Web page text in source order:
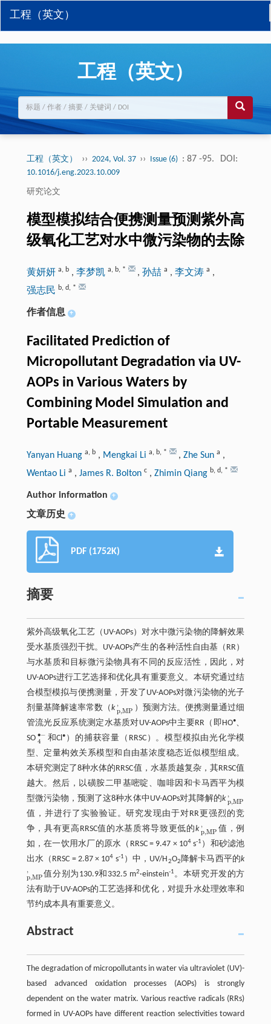
工程（英文）
工程（英文）
工程（英文） ›› 2024, Vol. 37 ›› Issue (6) : 87 -95. DOI:
10.1016/j.eng.2023.10.009
研究论文
模型模拟结合便携测量预测紫外高
级氧化工艺对水中微污染物的去除
黄妍妍 a, b, 李梦凯 a, b, * , 孙喆 a , 李文涛 a ,
强志民 b, d, *
作者信息 +
Facilitated Prediction of
Micropollutant Degradation via UV-
AOPs in Various Waters by
Combining Model Simulation and
Portable Measurement
Yanyan Huang a, b, Mengkai Li a, b, * , Zhe Sun a ,
Wentao Li a , James R. Bolton c, Zhimin Qiang b, d, *
Author information +
文章历史 +
PDF (1752K)
摘要
紫外高级氧化工艺（UV-AOPs）对水中微污染物的降解效果
受水基质强烈干扰。UV-AOPs产生的各种活性自由基（RR）
与水基质和目标微污染物具有不同的反应活性，因此，对
UV-AOPs进行工艺选择和优化具有重要意义。本研究通过结
合模型模拟与便携测量，开发了UV-AOPs对微污染物的光子
剂量基降解速率常数（k 'p,MP
p ,MP '）预测方法。便携测量通过细
管流光反应系统测定水基质对UV-AOPs中主要RR（即HO•、
SO ∙−
4
4 -和Cl• ）的捕获容量（RRSC）。模型模拟由光化学模
型、定量构效关系模型和自由基浓度稳态近似模型组成。
本研究测定了8种水体的RRSC值，水基质越复杂，其RRSC值
越大。然后，以磺胺二甲基嘧啶、咖啡因和卡马西平为模
型微污染物，预测了这8种水体中UV-AOPs对其降解的k 'p,MP
p ,MP
值，并进行了实验验证。研究发现由于对RR更强烈的竞
争，具有更高RRSC值的水基质将导致更低的k 'p,MP
p ,MP'
值，例
如，在一饮用水厂的原水（RRSC = 9.47 × 104s-1 ）和砂滤池
出水（RRSC = 2.87 × 104 s-1 ）中，UV/H2O2 降解卡马西平的k
'p,MP
p ,MP'
值分别为130.9和332.5 m2·einstein-1。本研究开发的方
法有助于UV-AOPs的工艺选择和优化，对提升水处理效率和
节约成本具有重要意义。
Abstract
The degradation of micropollutants in water via ultraviolet (UV)-
based advanced oxidation processes (AOPs) is strongly
dependent on the water matrix. Various reactive radicals (RRs)
formed in UV-AOPs have different reaction selectivities toward